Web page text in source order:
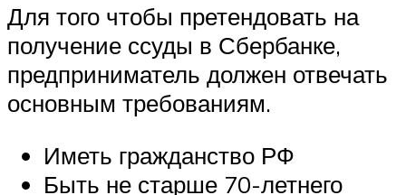
Для того чтобы претендовать на
получение ссуды в Сбербанке,
предприниматель должен отвечать
основным требованиям.
Иметь гражданство РФ
Быть не старше 70-летнего